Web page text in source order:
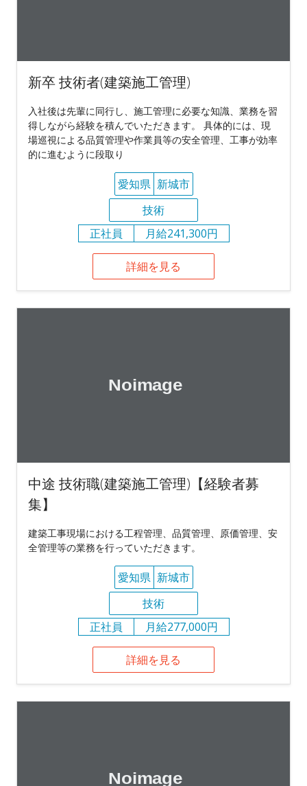
新卒 技術者(建築施工管理)
入社後は先輩に同行し、施工管理に必要な知識、業務を習
得しながら経験を積んでいただきます。 具体的には、現
場巡視による品質管理や作業員等の安全管理、工事が効率
的に進むように段取り
愛知県 新城市
技術
正社員
月給241,300円
詳細を見る
中途 技術職(建築施工管理)【経験者募
集】
建築工事現場における工程管理、品質管理、原価管理、安
全管理等の業務を行っていただきます。
愛知県 新城市
技術
正社員
月給277,000円
詳細を見る